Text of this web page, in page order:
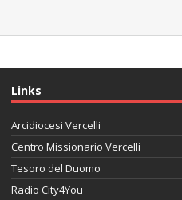
Links
Arcidiocesi Vercelli
Centro Missionario Vercelli
Tesoro del Duomo
Radio City4You